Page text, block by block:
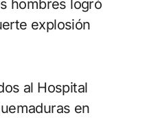
hombres logró
explosión
al Hospital
en